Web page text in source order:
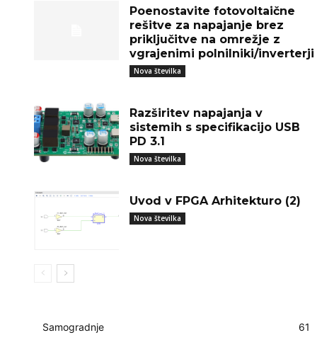
Poenostavite fotovoltaične
rešitve za napajanje brez
priključitve na omrežje z
vgrajenimi polnilniki/inverterji
Nova številka
Razširitev napajanja v
sistemih s specifikacijo USB
PD 3.1
Nova številka
Uvod v FPGA Arhitekturo (2)
Nova številka
Samogradnje
61